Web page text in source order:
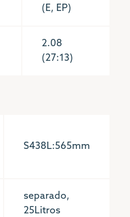
(E, EP)
2.08
(27:13)
S438L:565mm
separado,
25Litros